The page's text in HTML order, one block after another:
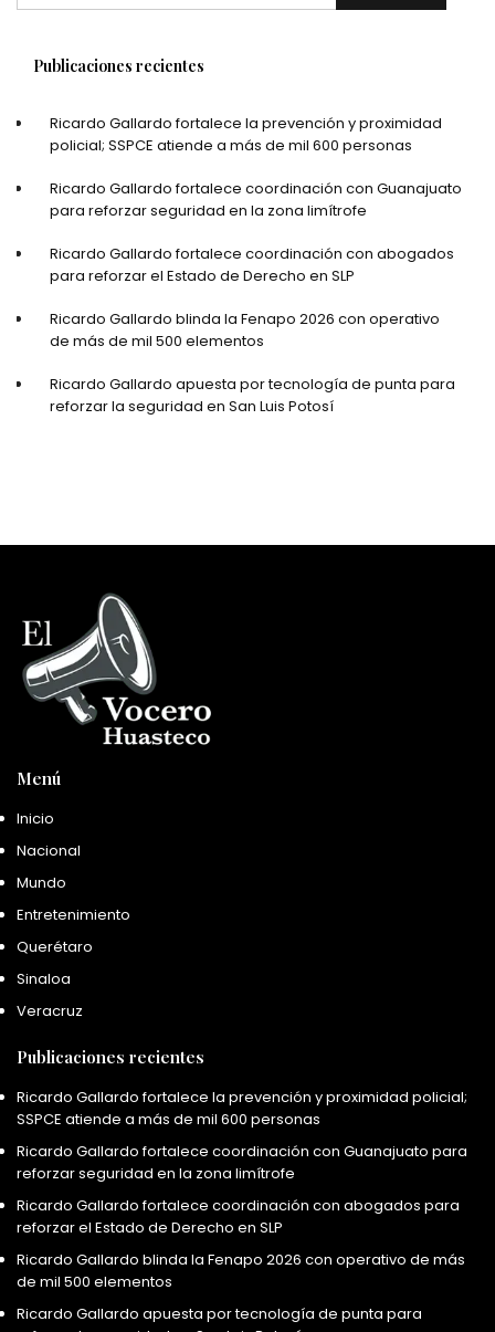
Publicaciones recientes
Ricardo Gallardo fortalece la prevención y proximidad
policial; SSPCE atiende a más de mil 600 personas
Ricardo Gallardo fortalece coordinación con Guanajuato
para reforzar seguridad en la zona limítrofe
Ricardo Gallardo fortalece coordinación con abogados
para reforzar el Estado de Derecho en SLP
Ricardo Gallardo blinda la Fenapo 2026 con operativo
de más de mil 500 elementos
Ricardo Gallardo apuesta por tecnología de punta para
reforzar la seguridad en San Luis Potosí
Menú
Inicio
Nacional
Mundo
Entretenimiento
Querétaro
Sinaloa
Veracruz
Publicaciones recientes
Ricardo Gallardo fortalece la prevención y proximidad policial;
SSPCE atiende a más de mil 600 personas
Ricardo Gallardo fortalece coordinación con Guanajuato para
reforzar seguridad en la zona limítrofe
Ricardo Gallardo fortalece coordinación con abogados para
reforzar el Estado de Derecho en SLP
Ricardo Gallardo blinda la Fenapo 2026 con operativo de más
de mil 500 elementos
Ricardo Gallardo apuesta por tecnología de punta para